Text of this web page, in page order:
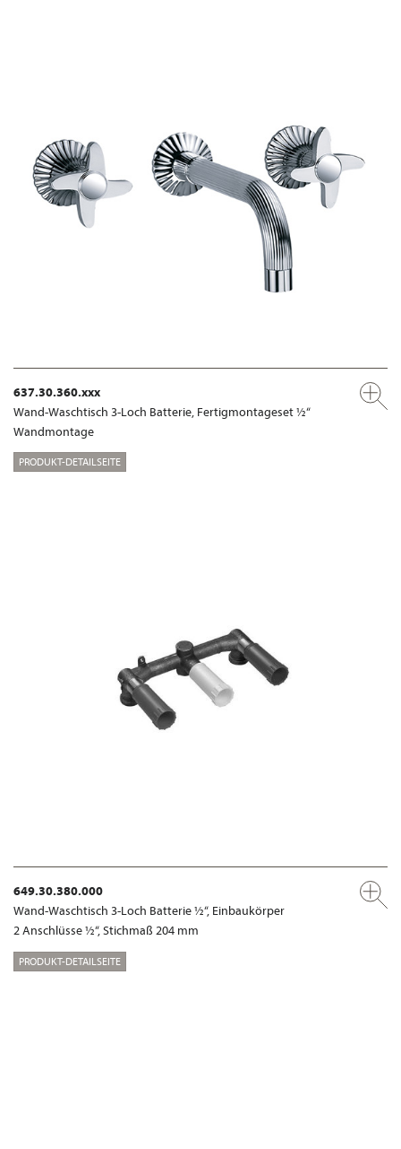
637.30.360.xxx
Wand-Waschtisch 3-Loch Batterie, Fertigmontageset ½“
Wandmontage
PRODUKT-DETAILSEITE
649.30.380.000
Wand-Waschtisch 3-Loch Batterie ½“, Einbaukörper
2 Anschlüsse ½“, Stichmaß 204 mm
PRODUKT-DETAILSEITE